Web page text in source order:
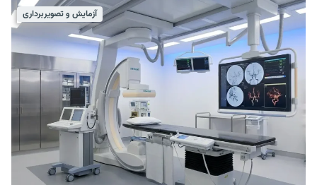
آزمایش و تصویربرداری